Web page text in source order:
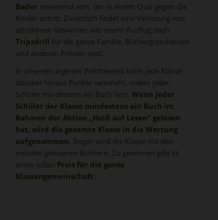
Bader anwesend sein, der in einem Quiz gegen die
Kinder antritt. Zusätzlich findet eine Verlosung von
attraktiven Gewinnen wie einem Ausflug nach
Tripsdrill für die ganze Familie, Büchergutscheinen
und anderen Preisen statt.
In unserem eigenen Wettbewerb kann jede Klasse
darüber hinaus Punkte sammeln, indem jeder
Schüler mindestens ein Buch liest.Wenn jeder
Schüler der Klasse mindestens ein Buch im
Rahmen der Aktion „Heiß auf Lesen“ gelesen
hat, wird die gesamte Klasse in die Wertung
aufgenommen . Sieger wird die Klasse mit den
meisten gelesenen Büchern. Zu gewinnen gibt es
einen tollen Preis für die ganze
Klassengemeinschaft